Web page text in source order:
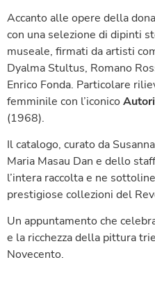
Accanto alle opere della
con una selezione di dipinti
museale, firmati da artisti
Dyalma Stultus, Romano
Enrico Fonda. Particolare
femminile con l’iconico
(1968).
Il catalogo, curato da
Maria Masau Dan e dello
l’intera raccolta e ne
prestigiose collezioni del
Un appuntamento che
e la ricchezza della pittura
Novecento.